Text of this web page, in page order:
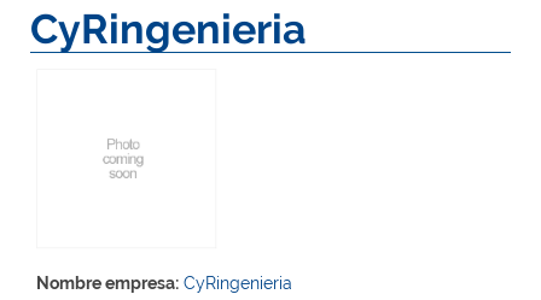
CyRingenieria
Nombre empresa: CyRingenieria